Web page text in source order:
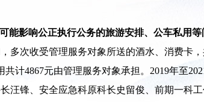
影响公正执行公务的旅游安排、公车私用等
次收受管理服务对象所送的酒水、消费卡，
计4867元由管理服务对象承担。2019年至
汪锋、安全应急科原科长史留俊、前期一科